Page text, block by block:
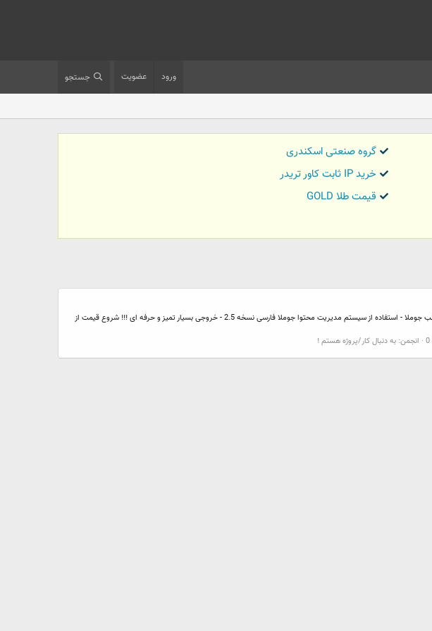
ورود عضویت جستجو
گروه صنعتی اسکندری
خرید IP ثابت کاور تریدر
قیمت طلا GOLD
طراحی و راه اندازی وب سایت با کمک جوملا فارسی - طراحی قالب گرافیکی شیک و مناسب با موضوع ! - کدنویسی و تبدیل گرافیک به قالب جوملا - استفاده از سیستم مدیریت محتوا جوملا فارسی نسخه 2.5 - خروجی بسیار تمیز و حرفه ای !!! شروع قیمت از
انجمن: به دنبال کار/پروژه هستم !